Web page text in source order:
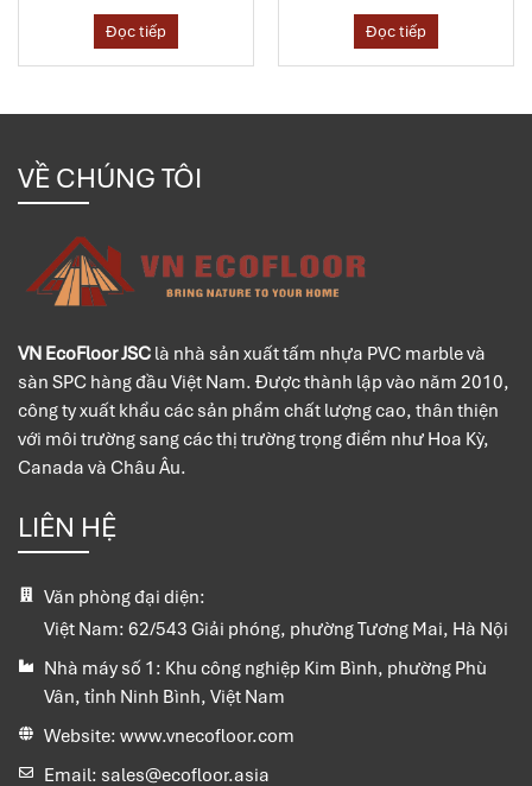
VỀ CHÚNG TÔI
VN EcoFloor JSC là nhà sản xuất tấm nhựa PVC marble và
sàn SPC hàng đầu Việt Nam. Được thành lập vào năm 2010,
công ty xuất khẩu các sản phẩm chất lượng cao, thân thiện
với môi trường sang các thị trường trọng điểm như Hoa Kỳ,
Canada và Châu Âu.
LIÊN HỆ
Văn phòng đại diện:
Việt Nam: 62/543 Giải phóng, phường Tương Mai, Hà Nội
Nhà máy số 1: Khu công nghiệp Kim Bình, phường Phù
Vân, tỉnh Ninh Bình, Việt Nam
Website: www.vnecofloor.com
Email: sales@ecofloor.asia